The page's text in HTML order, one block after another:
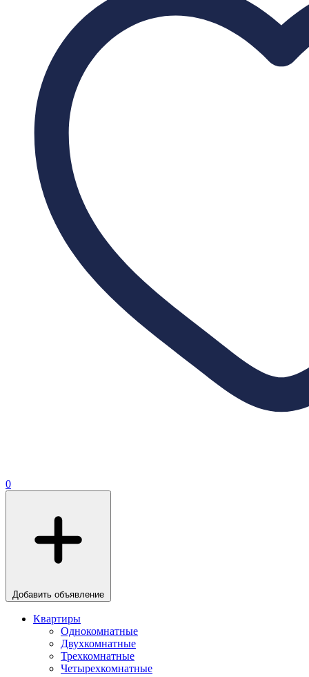
0
Добавить объявление
Квартиры
Однокомнатные
Двухкомнатные
Трехкомнатные
Четырехкомнатные